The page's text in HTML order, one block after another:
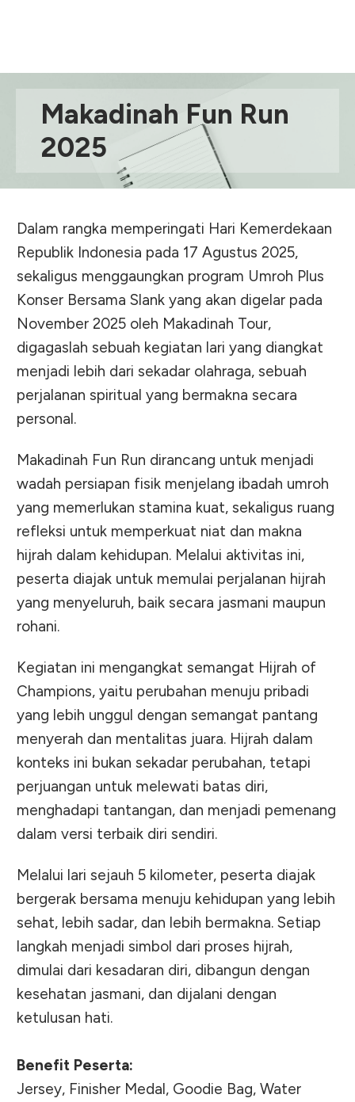
Makadinah Fun Run
2025
Dalam rangka memperingati Hari Kemerdekaan
Republik Indonesia pada 17 Agustus 2025,
sekaligus menggaungkan program Umroh Plus
Konser Bersama Slank yang akan digelar pada
November 2025 oleh Makadinah Tour,
digagaslah sebuah kegiatan lari yang diangkat
menjadi lebih dari sekadar olahraga, sebuah
perjalanan spiritual yang bermakna secara
personal.
Makadinah Fun Run dirancang untuk menjadi
wadah persiapan fisik menjelang ibadah umroh
yang memerlukan stamina kuat, sekaligus ruang
refleksi untuk memperkuat niat dan makna
hijrah dalam kehidupan. Melalui aktivitas ini,
peserta diajak untuk memulai perjalanan hijrah
yang menyeluruh, baik secara jasmani maupun
rohani.
Kegiatan ini mengangkat semangat Hijrah of
Champions, yaitu perubahan menuju pribadi
yang lebih unggul dengan semangat pantang
menyerah dan mentalitas juara. Hijrah dalam
konteks ini bukan sekadar perubahan, tetapi
perjuangan untuk melewati batas diri,
menghadapi tantangan, dan menjadi pemenang
dalam versi terbaik diri sendiri.
Melalui lari sejauh 5 kilometer, peserta diajak
bergerak bersama menuju kehidupan yang lebih
sehat, lebih sadar, dan lebih bermakna. Setiap
langkah menjadi simbol dari proses hijrah,
dimulai dari kesadaran diri, dibangun dengan
kesehatan jasmani, dan dijalani dengan
ketulusan hati.
Benefit Peserta:
Jersey, Finisher Medal, Goodie Bag, Water